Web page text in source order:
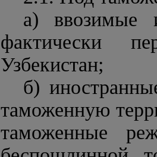
а) ввозимые
фактически
Узбекистан;
б)
таможенную
таможенные